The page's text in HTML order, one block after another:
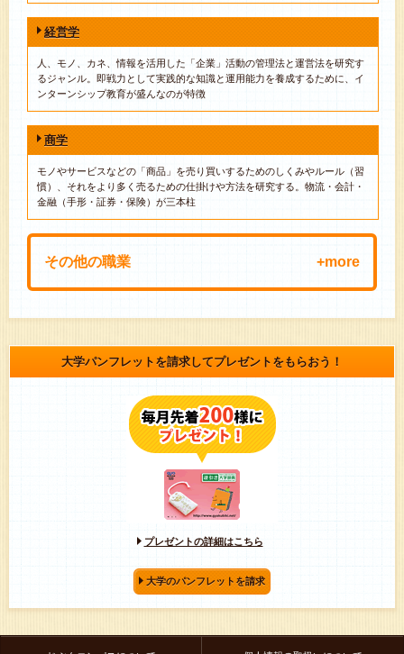
経営学
人、モノ、カネ、情報を活用した「企業」活動の管理法と運営法を研究す
るジャンル。即戦力として実践的な知識と運用能力を養成するために、イ
ンターンシップ教育が盛んなのが特徴
商学
モノやサービスなどの「商品」を売り買いするためのしくみやルール（習
慣）、それをより多く売るための仕掛けや方法を研究する。物流・会計・
金融（手形・証券・保険）が三本柱
その他の職業
貿易事務 購買・資材・物流 医療事務
秘書
大学パンフレットを請求してプレゼントをもらおう！
プレゼントの詳細はこちら
大学のパンフレットを請求